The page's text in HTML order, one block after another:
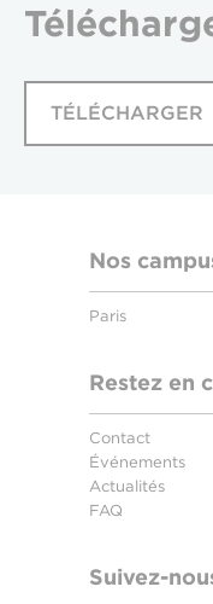
TÉLÉCHARGER
Nos
Paris
Restez en
Contact
Événements
Actualités
FAQ
Suivez-